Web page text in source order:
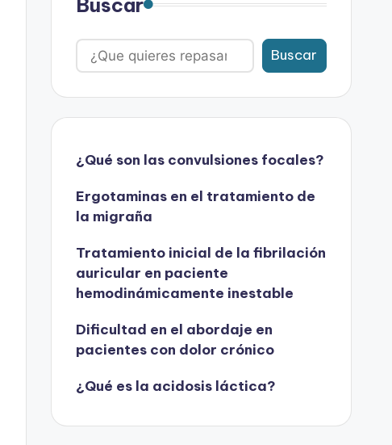
Buscar
¿Qué son las convulsiones focales?
Ergotaminas en el tratamiento de
la migraña
Tratamiento inicial de la fibrilación
auricular en paciente
hemodinámicamente inestable
Dificultad en el abordaje en
pacientes con dolor crónico
¿Qué es la acidosis láctica?